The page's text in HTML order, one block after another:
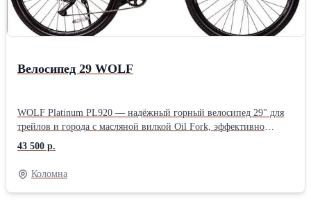
Велосипед 29 WOLF
WOLF Platinum PL920 — надёжный горный велосипед 29" для
трейлов и города с масляной вилкой Oil Fork, эффективно
гасящей вибрации на неровностях. Оснащён современным
группсетом Shimano CUES для чёткого переключения передач в
любых условиях и колёсами 29" для высокой проходимости и
стабильности. Прочная рама с эргономичной геометрией
обеспечивает комфорт и контроль для тренировок или отдыха.
43 500 р.
Коломна